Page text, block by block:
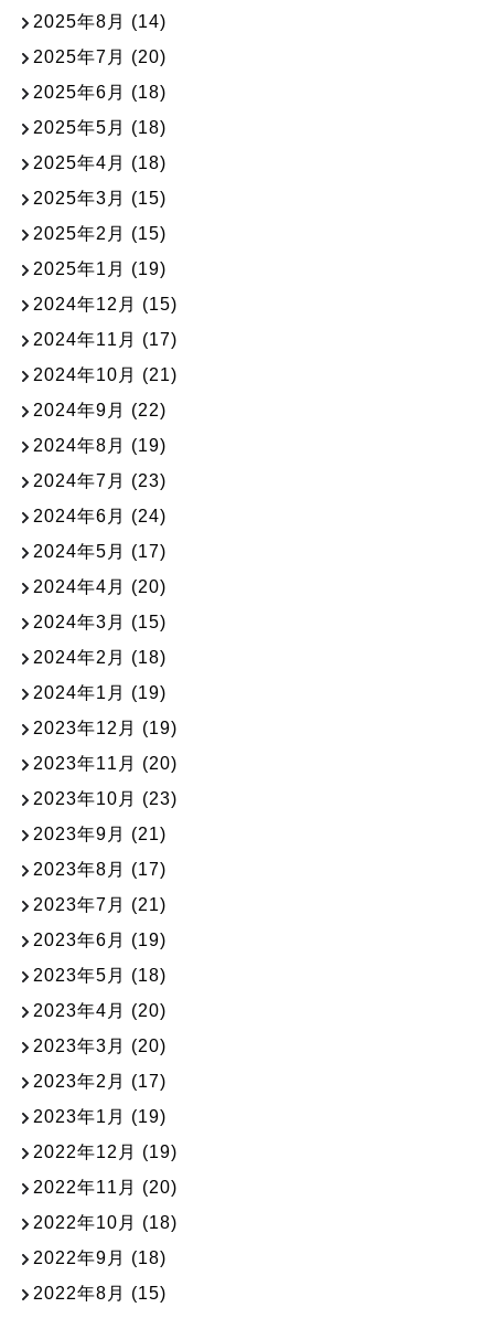
2025年8月 (14)
2025年7月 (20)
2025年6月 (18)
2025年5月 (18)
2025年4月 (18)
2025年3月 (15)
2025年2月 (15)
2025年1月 (19)
2024年12月 (15)
2024年11月 (17)
2024年10月 (21)
2024年9月 (22)
2024年8月 (19)
2024年7月 (23)
2024年6月 (24)
2024年5月 (17)
2024年4月 (20)
2024年3月 (15)
2024年2月 (18)
2024年1月 (19)
2023年12月 (19)
2023年11月 (20)
2023年10月 (23)
2023年9月 (21)
2023年8月 (17)
2023年7月 (21)
2023年6月 (19)
2023年5月 (18)
2023年4月 (20)
2023年3月 (20)
2023年2月 (17)
2023年1月 (19)
2022年12月 (19)
2022年11月 (20)
2022年10月 (18)
2022年9月 (18)
2022年8月 (15)